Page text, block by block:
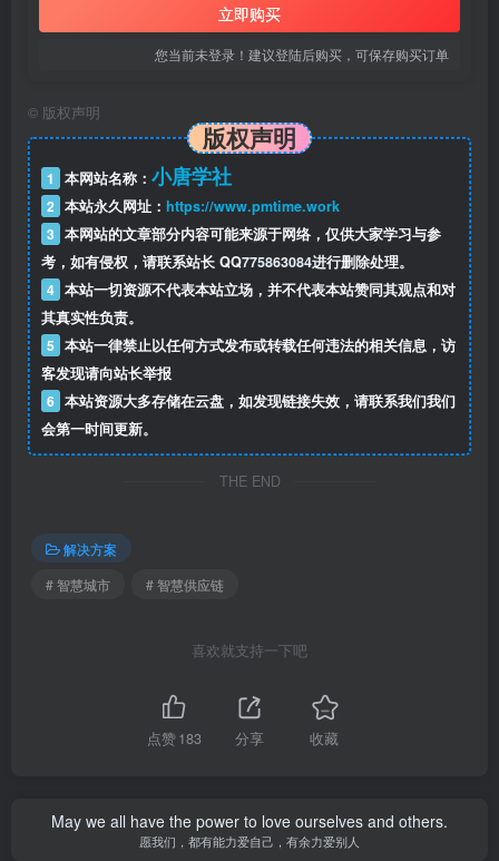
立即购买
您当前未登录！建议登陆后购买，可保存购买订单
© 版权声明
版权声明
1 本网站名称： 小唐学社
2 本站永久网址： https://www.pmtime.work
3 本网站的文章部分内容可能来源于网络，仅供大家学习与参
考，如有侵权，请联系站长 QQ775863084进行删除处理。
4 本站一切资源不代表本站立场，并不代表本站赞同其观点和对
其真实性负责。
5 本站一律禁止以任何方式发布或转载任何违法的相关信息，访
客发现请向站长举报
6 本站资源大多存储在云盘，如发现链接失效，请联系我们我们
会第一时间更新。
THE END
解决方案
# 智慧城市
# 智慧供应链
喜欢就支持一下吧
点赞183 分享 收藏
May we all have the power to love ourselves and others.
愿我们，都有能力爱自己，有余力爱别人